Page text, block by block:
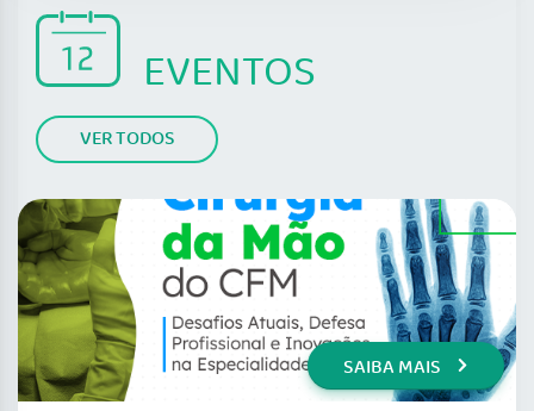
EVENTOS
VER TODOS
SAIBA MAIS